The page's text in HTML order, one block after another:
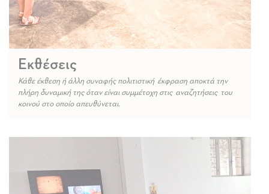
Εκθέσεις
Κάθε έκθεση ή άλλη συναφής πολιτιστική έκφραση αποκτά την
πλήρη δυναμική της όταν είναι συμμέτοχη στις αναζητήσεις του
κοινού στο οποίο απευθύνεται.